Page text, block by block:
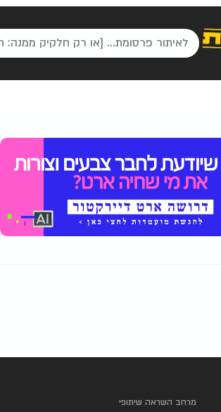
מרחב השראה שיתופי